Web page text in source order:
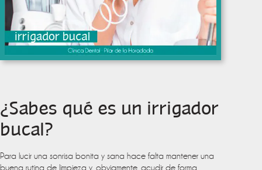
¿Sabes qué es un irrigador
bucal?
Para lucir una sonrisa bonita y sana hace falta mantener una
buena rutina de limpieza y, obviamente, acudir de forma